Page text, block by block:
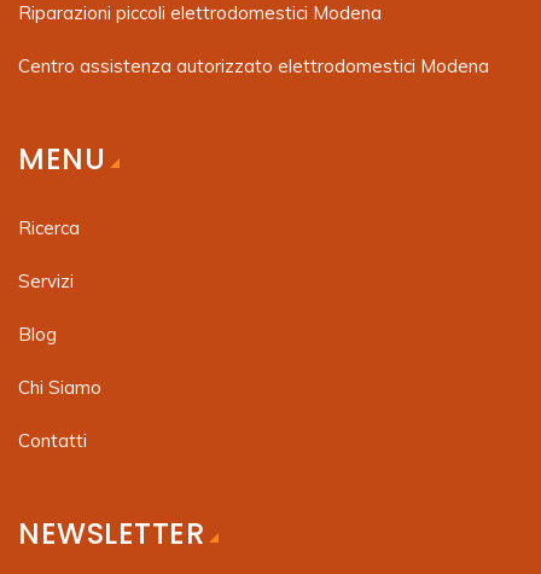
Riparazioni piccoli elettrodomestici Modena
Centro assistenza autorizzato elettrodomestici Modena
MENU
Ricerca
Servizi
Blog
Chi Siamo
Contatti
NEWSLETTER